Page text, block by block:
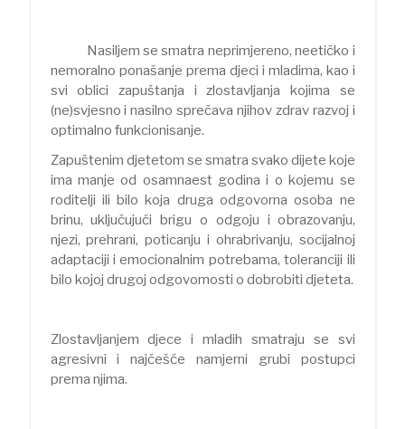
Nasiljem se smatra neprimjereno, neetičko i
nemoralno ponašanje prema djeci i mladima, kao i
svi oblici zapuštanja i zlostavljanja kojima se
(ne)svjesno i nasilno sprečava njihov zdrav razvoj i
optimalno funkcionisanje.
Zapuštenim djetetom se smatra svako dijete koje
ima manje od osamnaest godina i o kojemu se
roditelji ili bilo koja druga odgovorna osoba ne
brinu, uključujući brigu o odgoju i obrazovanju,
njezi, prehrani, poticanju i ohrabrivanju, socijalnoj
adaptaciji i emocionalnim potrebama, toleranciji ili
bilo kojoj drugoj odgovornosti o dobrobiti djeteta.
Zlostavljanjem djece i mladih smatraju se svi
agresivni i najčešće namjerni grubi postupci
prema njima.